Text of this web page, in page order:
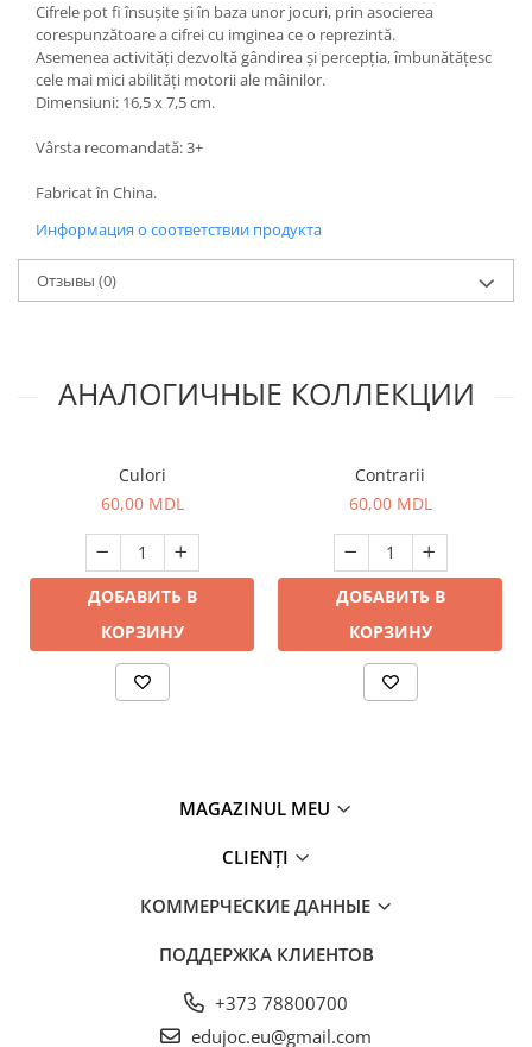
Cifrele pot fi însușite și în baza unor jocuri, prin asocierea
corespunzătoare a cifrei cu imginea ce o reprezintă.
Asemenea activități dezvoltă gândirea și percepția, îmbunătățesc
cele mai mici abilități motorii ale mâinilor.
Dimensiuni: 16,5 x 7,5cm.
Vârsta recomandată: 3+
Fabricat în China.
Информация о соответствии продукта
Отзывы (0)
АНАЛОГИЧНЫЕ КОЛЛЕКЦИИ
Culori
60,00 MDL
ДОБАВИТЬ В
КОРЗИНУ
Contrarii
60,00 MDL
ДОБАВИТЬ В
КОРЗИНУ
MAGAZINUL MEU
CLIENȚI
КОММЕРЧЕСКИЕ ДАННЫЕ
ПОДДЕРЖКА КЛИЕНТОВ
+373 78800700
edujoc.eu@gmail.com